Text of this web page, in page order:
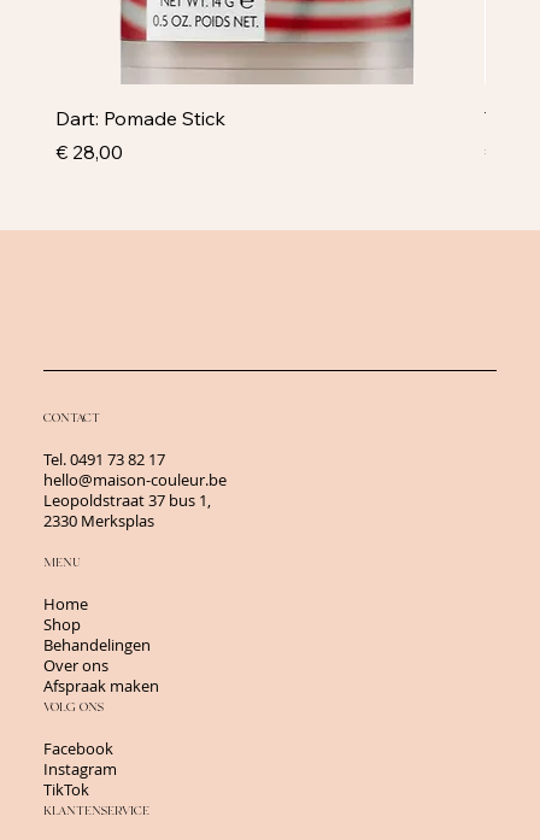
Dart: Pomade Stick
Prijs
€ 28,00
Prijs
€
CONTACT
Tel.0491 73 82 17
hello@maison-couleur.be
Leopoldstraat 37 bus 1,
2330 Merksplas
MENU
Home
Shop
Behandelingen
Over ons
Afspraak maken
VOLG ONS
Facebook
Instagram
TikTok
KLANTENSERVICE